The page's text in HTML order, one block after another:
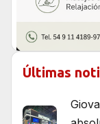
Últimas